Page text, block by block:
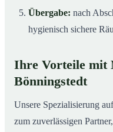
Übergabe: nach
hygienisch sichere
Ihre Vorteile mit
Bönningstedt
Unsere Spezialisierung
zum zuverlässigen